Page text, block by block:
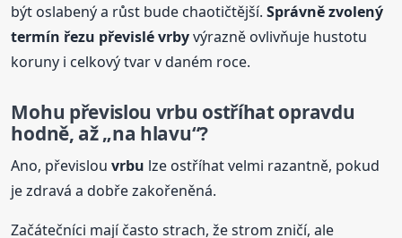
být oslabený a růst bude chaotičtější.Správně zvolený
termín řezu převislé vrbyvýrazně ovlivňuje hustotu
koruny i celkový tvar v daném roce.
Mohu převislou vrbu ostříhat opravdu
hodně, až „na hlavu“?
Ano, převislouvrbu lze ostříhat velmi razantně, pokud
je zdravá a dobře zakořeněná.
Začátečníci mají často strach, že strom zničí, ale